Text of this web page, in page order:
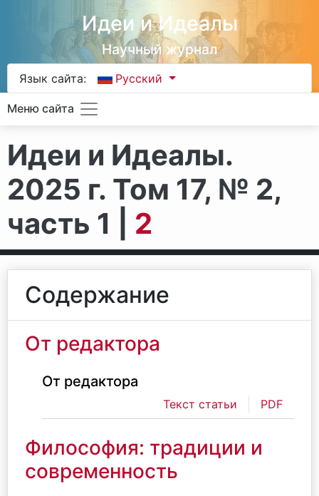
Идеи и Идеалы
Научный журнал
Язык сайта: Русский
Меню сайта
Идеи и Идеалы.
2025 г. Том 17, № 2,
часть 1 | 2
Содержание
От редактора
От редактора
Текст статьи PDF
Философия: традиции и
современность